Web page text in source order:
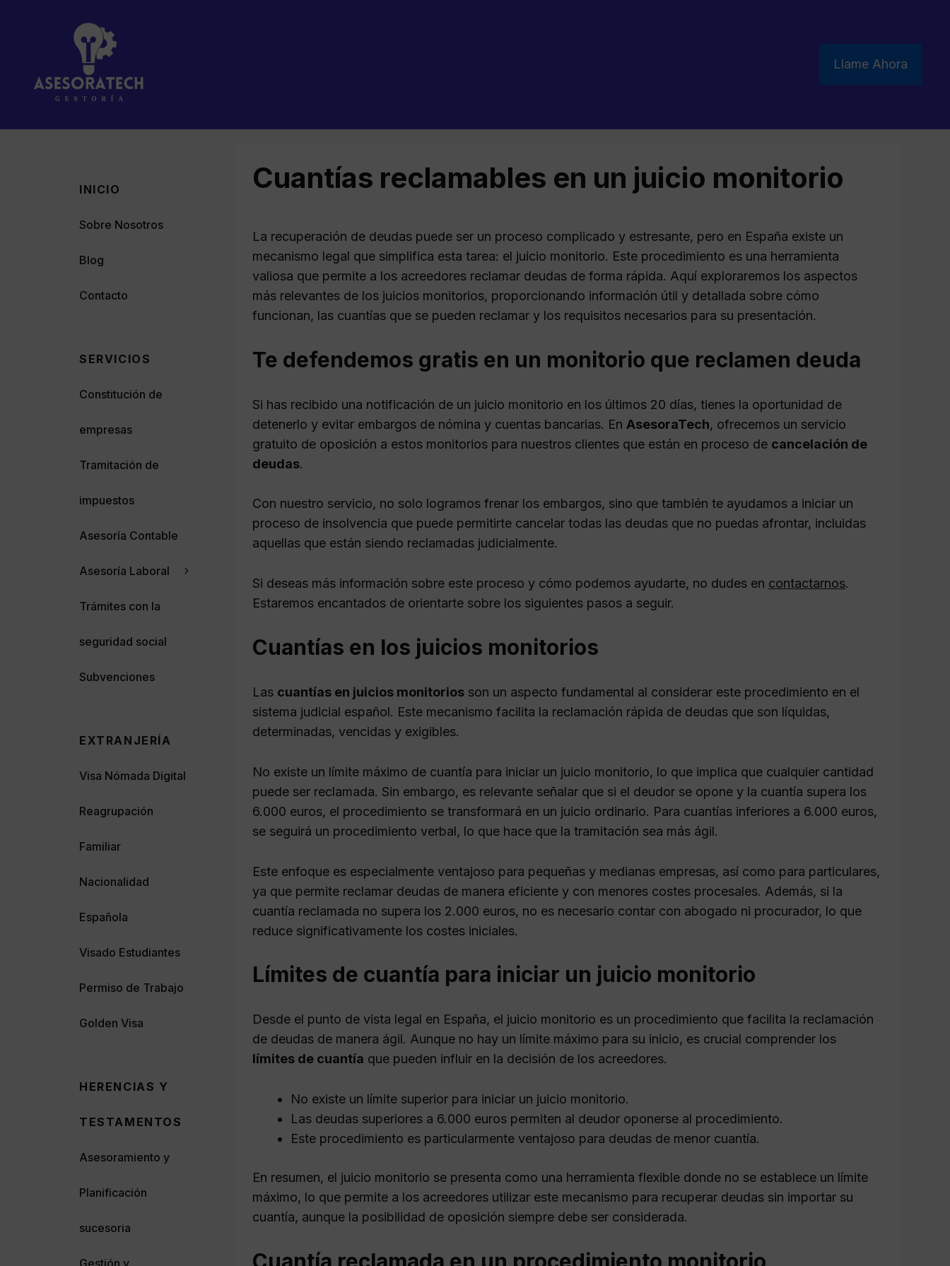
Llame Ahora
Cuantías reclamables en un juicio monitorio
La recuperación de deudas puede ser un proceso complicado y estresante, pero en España existe un
mecanismo legal que simplifica esta tarea: el juicio monitorio. Este procedimiento es una herramienta
valiosa que permite a los acreedores reclamar deudas de forma rápida. Aquí exploraremos los aspectos
más relevantes de los juicios monitorios, proporcionando información útil y detallada sobre cómo
funcionan, las cuantías que se pueden reclamar y los requisitos necesarios para su presentación.
Te defendemos gratis en un monitorio que reclamen deuda
Si has recibido una notificación de un juicio monitorio en los últimos 20 días, tienes la oportunidad de
detenerlo y evitar embargos de nómina y cuentas bancarias. En AsesoraTech, ofrecemos un servicio
gratuito de oposición a estos monitorios para nuestros clientes que están en proceso de cancelación de
deudas.
Con nuestro servicio, no solo logramos frenar los embargos, sino que también te ayudamos a iniciar un
proceso de insolvencia que puede permitirte cancelar todas las deudas que no puedas afrontar, incluidas
aquellas que están siendo reclamadas judicialmente.
Si deseas más información sobre este proceso y cómo podemos ayudarte, no dudes en contactarnos.
Estaremos encantados de orientarte sobre los siguientes pasos a seguir.
Cuantías en los juicios monitorios
Las cuantías en juicios monitorios son un aspecto fundamental al considerar este procedimiento en el
sistema judicial español. Este mecanismo facilita la reclamación rápida de deudas que son líquidas,
determinadas, vencidas y exigibles.
No existe un límite máximo de cuantía para iniciar un juicio monitorio, lo que implica que cualquier cantidad
puede ser reclamada. Sin embargo, es relevante señalar que si el deudor se opone y la cuantía supera los
6.000 euros, el procedimiento se transformará en un juicio ordinario. Para cuantías inferiores a 6.000 euros,
se seguirá un procedimiento verbal, lo que hace que la tramitación sea más ágil.
Este enfoque es especialmente ventajoso para pequeñas y medianas empresas, así como para particulares,
ya que permite reclamar deudas de manera eficiente y con menores costes procesales. Además, si la
cuantía reclamada no supera los 2.000 euros, no es necesario contar con abogado ni procurador, lo que
reduce significativamente los costes iniciales.
Límites de cuantía para iniciar un juicio monitorio
Desde el punto de vista legal en España, el juicio monitorio es un procedimiento que facilita la reclamación
de deudas de manera ágil. Aunque no hay un límite máximo para su inicio, es crucial comprender los
límites de cuantía que pueden influir en la decisión de los acreedores.
No existe un límite superior para iniciar un juicio monitorio.
Las deudas superiores a 6.000 euros permiten al deudor oponerse al procedimiento.
Este procedimiento es particularmente ventajoso para deudas de menor cuantía.
En resumen, el juicio monitorio se presenta como una herramienta flexible donde no se establece un límite
máximo, lo que permite a los acreedores utilizar este mecanismo para recuperar deudas sin importar su
cuantía, aunque la posibilidad de oposición siempre debe ser considerada.
INICIO
Sobre Nosotros
Blog
Contacto
SERVICIOS
Constitución de
empresas
Tramitación de
impuestos
Asesoría Contable
Asesoría Laboral
Trámites con la
seguridad social
Subvenciones
EXTRANJERÍA
Visa Nómada Digital
Reagrupación
Familiar
Nacionalidad
Española
Visado Estudiantes
Permiso de Trabajo
Golden Visa
HERENCIAS Y
TESTAMENTOS
Asesoramiento y
Planificación
sucesoria
Gestión y